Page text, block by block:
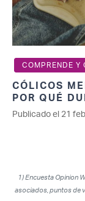
COMPRENDE Y
CÓLICOS
POR QUÉ
ALIVIAR EL
Publicado el 21
1) Encuesta Opinion
asociados, puntos de